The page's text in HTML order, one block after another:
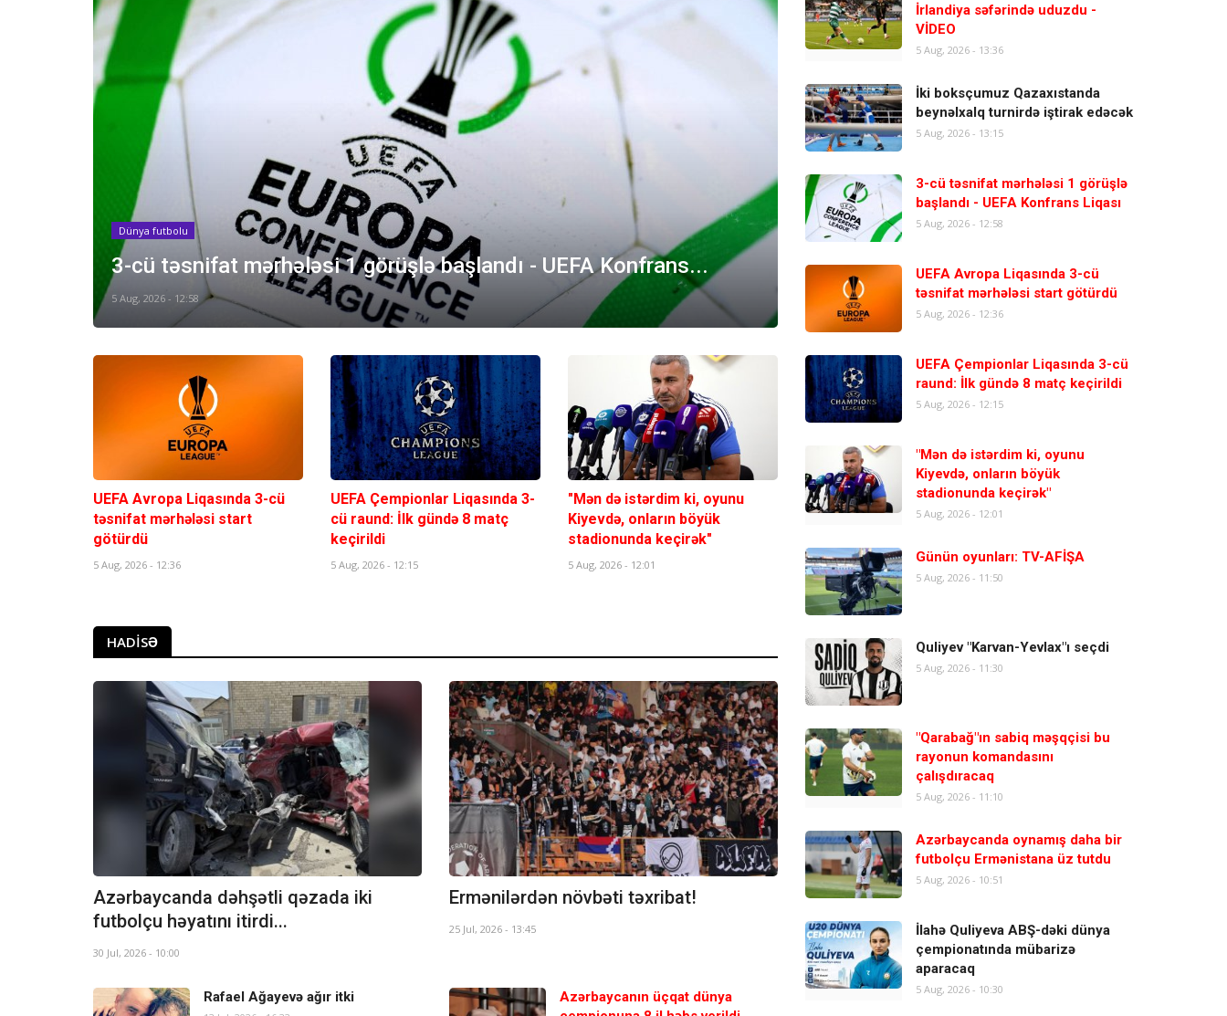
Dünya futbolu
3-cü təsnifat mərhələsi 1 görüşlə başlandı - UEFA Konfrans...
5 Aug, 2026 - 12:58
UEFA Avropa Liqasında 3-cü
təsnifat mərhələsi start
götürdü
5 Aug, 2026 - 12:36
UEFA Çempionlar Liqasında 3-
cü raund: İlk gündə 8 matç
keçirildi
5 Aug, 2026 - 12:15
"Mən də istərdim ki, oyunu
Kiyevdə, onların böyük
stadionunda keçirək"
5 Aug, 2026 - 12:01
HADISƏ
Azərbaycanda dəhşətli qəzada iki
futbolçu həyatını itirdi...
30 Jul, 2026 - 10:00
Ermənilərdən növbəti təxribat!
25 Jul, 2026 - 13:45
Rafael Ağayevə ağır itki
Azərbaycanın üçqat dünya
İrlandiya səfərində uduzdu -
VİDEO
5 Aug, 2026 - 13:36
İki boksçumuz Qazaxıstanda
beynəlxalq turnirdə iştirak edəcək
5 Aug, 2026 - 13:15
3-cü təsnifat mərhələsi 1 görüşlə
başlandı - UEFA Konfrans Liqası
5 Aug, 2026 - 12:58
UEFA Avropa Liqasında 3-cü
təsnifat mərhələsi start götürdü
5 Aug, 2026 - 12:36
UEFA Çempionlar Liqasında 3-cü
raund: İlk gündə 8 matç keçirildi
5 Aug, 2026 - 12:15
"Mən də istərdim ki, oyunu
Kiyevdə, onların böyük
stadionunda keçirək"
5 Aug, 2026 - 12:01
Günün oyunları: TV-AFİŞA
5 Aug, 2026 - 11:50
Quliyev "Karvan-Yevlax"ı seçdi
5 Aug, 2026 - 11:30
"Qarabağ"ın sabiq məşqçisi bu
rayonun komandasını
çalışdıracaq
5 Aug, 2026 - 11:10
Azərbaycanda oynamış daha bir
futbolçu Ermənistana üz tutdu
5 Aug, 2026 - 10:51
İlahə Quliyeva ABŞ-dəki dünya
çempionatında mübarizə
aparacaq
5 Aug, 2026 - 10:30